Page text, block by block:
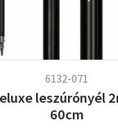
6132-071
leszúrónyél
60cm